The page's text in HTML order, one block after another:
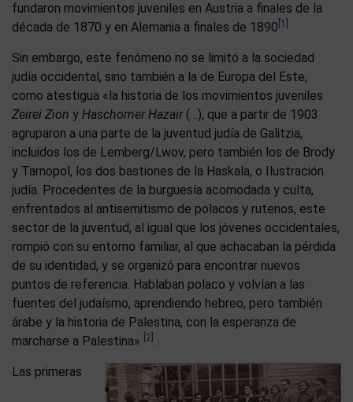
fundaron movimientos juveniles en Austria a finales de la
década de 1870 y en Alemania a finales de 1890 [1]
Sin embargo, este fenómeno no se limitó a la sociedad
judía occidental, sino también a la de Europa del Este,
como atestigua «la historia de los movimientos juveniles
Zeirei Zion y Haschomer Hazair(…), que a partir de 1903
agruparon a una parte de la juventud judía de Galitzia,
incluidos los de Lemberg/Lwov, pero también los de Brody
y Tarnopol, los dos bastiones de la Haskala, o Ilustración
judía. Procedentes de la burguesía acomodada y culta,
enfrentados al antisemitismo de polacos y rutenos, este
sector de la juventud, al igual que los jóvenes occidentales,
rompió con su entorno familiar, al que achacaban la pérdida
de su identidad, y se organizó para encontrar nuevos
puntos de referencia. Hablaban polaco y volvían a las
fuentes del judaísmo, aprendiendo hebreo, pero también
árabe y la historia de Palestina, con la esperanza de
marcharse a Palestina»
[2] .
Las primeras